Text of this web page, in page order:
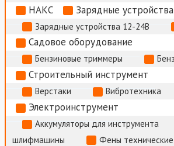
НАКС Зарядные устройства
Зарядные устройства 12-24В
Садовое оборудование
Бензиновые триммеры
Строительный инструмент
Верстаки Вибротехника
Электроинструмент
Аккумуляторы для инструмента
шлифмашины
Фены технические